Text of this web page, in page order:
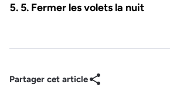
5. Fermer les volets la nuit
Partager cet article